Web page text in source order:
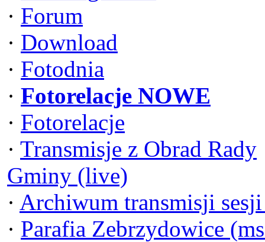
· Forum
· Download
· Fotodnia
· Fotorelacje NOWE
· Fotorelacje
· Transmisje z Obrad Rady
Gminy (live)
· Archiwum transmisji
· Parafia Zebrzydowice